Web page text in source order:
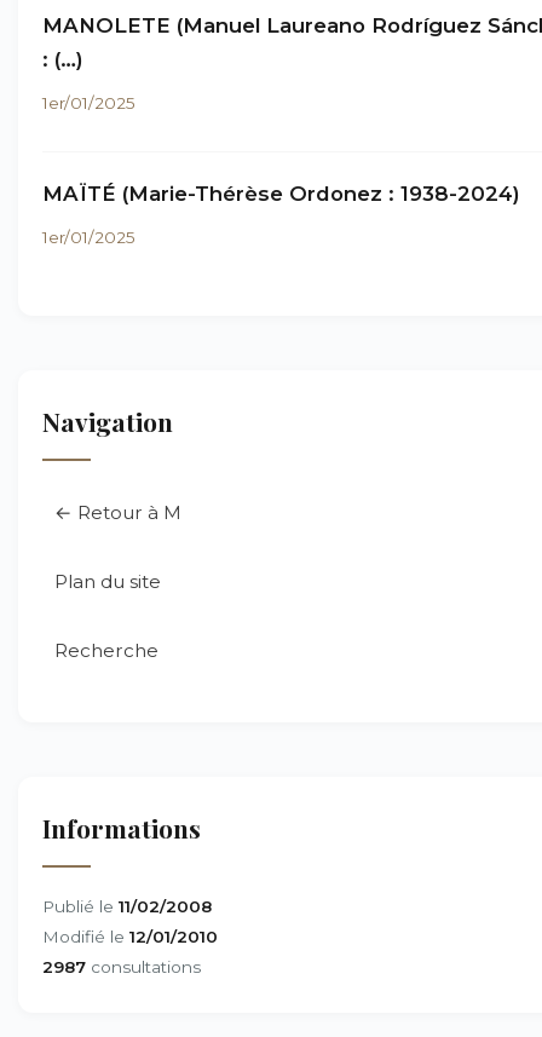
MANOLETE (Manuel Laureano Rodríguez
: (…)
1er/01/2025
MAÏTÉ (Marie-Thérèse Ordonez : 1938-2024)
1er/01/2025
Navigation
← Retour à M
Plan du site
Recherche
Informations
Publié le 11/02/2008
Modifié le 12/01/2010
2987 consultations